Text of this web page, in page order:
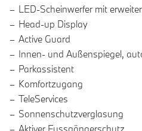
LED-Scheinwerfer mit
Head-up Display
Active Guard
Innen- und Außenspiegel,
Parkassistent
Komfortzugang
TeleServices
Sonnenschutzverglasung